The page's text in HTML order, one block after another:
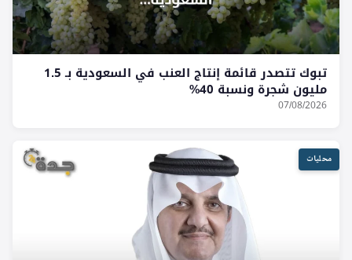
تبوك تتصدر قائمة إنتاج العنب في السعودية بـ 1.5
مليون شجرة ونسبة 40%
07/08/2026
محليات